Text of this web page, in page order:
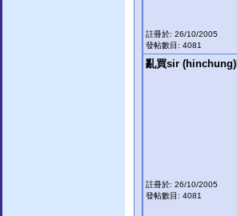
註冊於: 26/10/2005
發帖數目: 4081
亂買sir (hinchung)
註冊於: 26/10/2005
發帖數目: 4081